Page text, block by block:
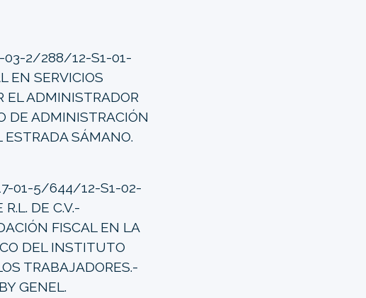
03-2/288/12-S1-01-
EN SERVICIOS
EL ADMINISTRADOR
DE ADMINISTRACIÓN
ESTRADA SÁMANO.
01-5/644/12-S1-02-
DE C.V.-
FISCAL EN LA
DEL INSTITUTO
TRABAJADORES.-
GENEL.